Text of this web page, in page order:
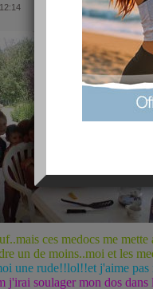
ces medocs me mette
un de moins..moi et les
une rude!!lol!!et j'aime pas
j'irai soulager mon dos dans